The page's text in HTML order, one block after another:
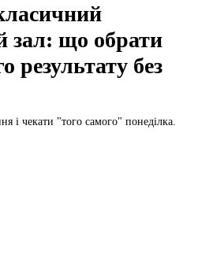
зал: що обрати
результату без
і чекати "того самого" понеділка.